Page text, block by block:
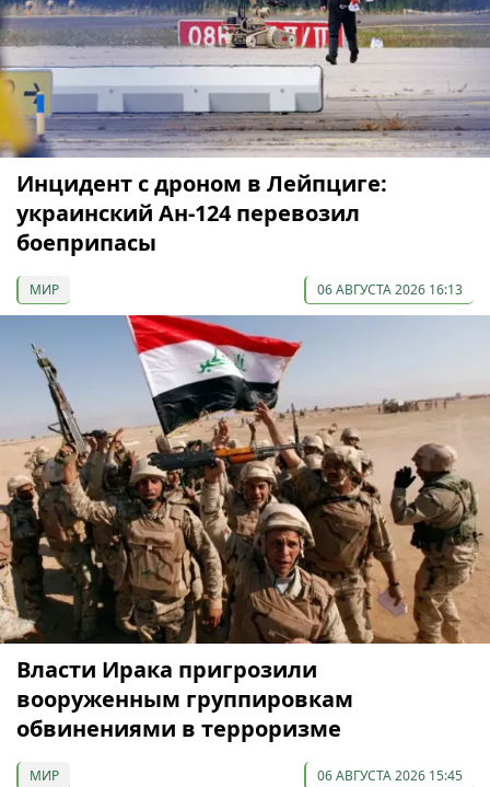
Инцидент с дроном в Лейпциге:
украинский Ан-124 перевозил
боеприпасы
МИР 06 АВГУСТА 2026 16:13
Власти Ирака пригрозили
вооруженным группировкам
обвинениями в терроризме
МИР 06 АВГУСТА 2026 15:45